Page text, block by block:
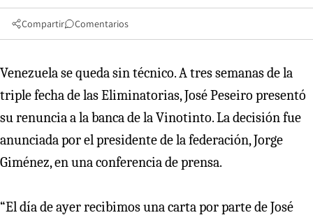
Compartir Comentarios
Venezuela se queda sin técnico. A tres semanas de la
triple fecha de las Eliminatorias, José Peseiro presentó
su renuncia a la banca de la Vinotinto. La decisión fue
anunciada por el presidente de la federación, Jorge
Giménez, en una conferencia de prensa.
“El día de ayer recibimos una carta por parte de José